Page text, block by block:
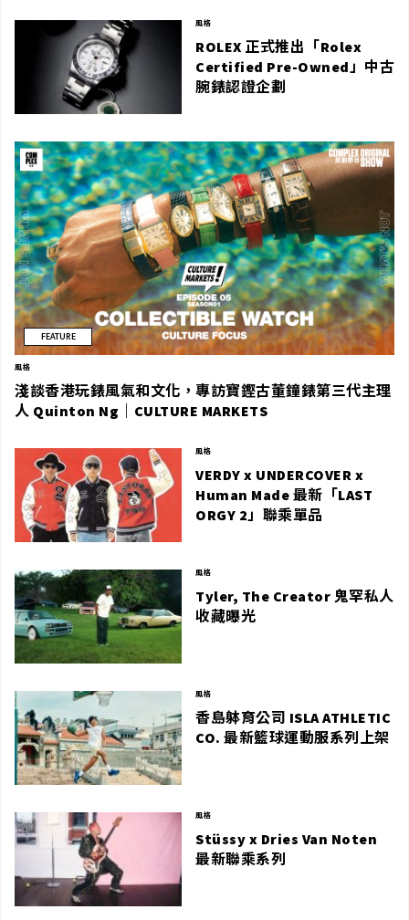
風格
ROLEX 正式推出「Rolex
Certified Pre-Owned」中古
腕錶認證企劃
FEATURE
風格
淺談香港玩錶風氣和文化，專訪寶鏗古董鐘錶第三代主理
人 Quinton Ng｜CULTURE MARKETS
風格
VERDY x UNDERCOVER x
Human Made 最新「LAST
ORGY 2」聯乘單品
風格
Tyler, The Creator 鬼罕私人
收藏曝光
風格
香島躰育公司 ISLA ATHLETIC
CO. 最新籃球運動服系列上架
風格
Stüssy x Dries Van Noten
最新聯乘系列